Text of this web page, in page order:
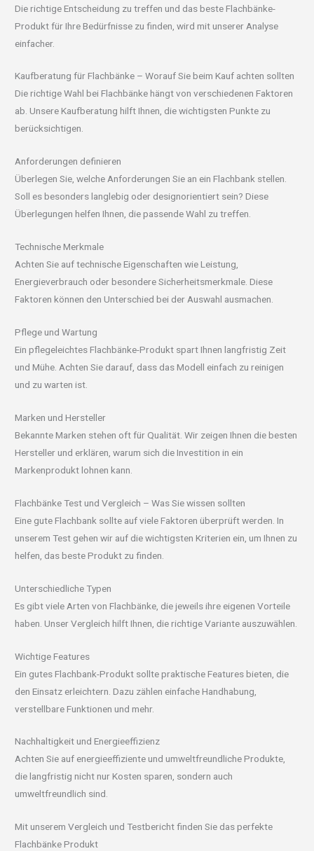
Die richtige Entscheidung zu treffen und das beste Flachbänke-
Produkt für Ihre Bedürfnisse zu finden, wird mit unserer Analyse
einfacher.
Kaufberatung für Flachbänke – Worauf Sie beim Kauf achten sollten
Die richtige Wahl bei Flachbänke hängt von verschiedenen Faktoren
ab. Unsere Kaufberatung hilft Ihnen, die wichtigsten Punkte zu
berücksichtigen.
Anforderungen definieren
Überlegen Sie, welche Anforderungen Sie an ein Flachbank stellen.
Soll es besonders langlebig oder designorientiert sein? Diese
Überlegungen helfen Ihnen, die passende Wahl zu treffen.
Technische Merkmale
Achten Sie auf technische Eigenschaften wie Leistung,
Energieverbrauch oder besondere Sicherheitsmerkmale. Diese
Faktoren können den Unterschied bei der Auswahl ausmachen.
Pflege und Wartung
Ein pflegeleichtes Flachbänke-Produkt spart Ihnen langfristig Zeit
und Mühe. Achten Sie darauf, dass das Modell einfach zu reinigen
und zu warten ist.
Marken und Hersteller
Bekannte Marken stehen oft für Qualität. Wir zeigen Ihnen die besten
Hersteller und erklären, warum sich die Investition in ein
Markenprodukt lohnen kann.
Flachbänke Test und Vergleich – Was Sie wissen sollten
Eine gute Flachbank sollte auf viele Faktoren überprüft werden. In
unserem Test gehen wir auf die wichtigsten Kriterien ein, um Ihnen zu
helfen, das beste Produkt zu finden.
Unterschiedliche Typen
Es gibt viele Arten von Flachbänke, die jeweils ihre eigenen Vorteile
haben. Unser Vergleich hilft Ihnen, die richtige Variante auszuwählen.
Wichtige Features
Ein gutes Flachbank-Produkt sollte praktische Features bieten, die
den Einsatz erleichtern. Dazu zählen einfache Handhabung,
verstellbare Funktionen und mehr.
Nachhaltigkeit und Energieeffizienz
Achten Sie auf energieeffiziente und umweltfreundliche Produkte,
die langfristig nicht nur Kosten sparen, sondern auch
umweltfreundlich sind.
Mit unserem Vergleich und Testbericht finden Sie das perfekte
Flachbänke Produkt